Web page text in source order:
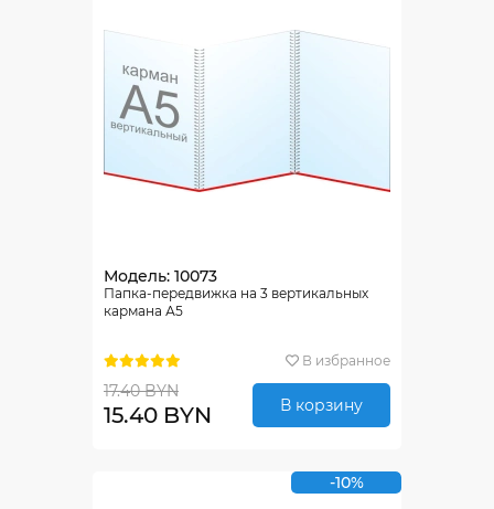
Модель: 10073
Папка-передвижка на 3 вертикальных
кармана А5
В избранное
17.40 BYN
15.40 BYN В корзину
-10%